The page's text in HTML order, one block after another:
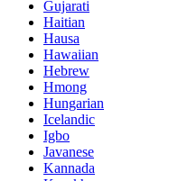
Gujarati
Haitian
Hausa
Hawaiian
Hebrew
Hmong
Hungarian
Icelandic
Igbo
Javanese
Kannada